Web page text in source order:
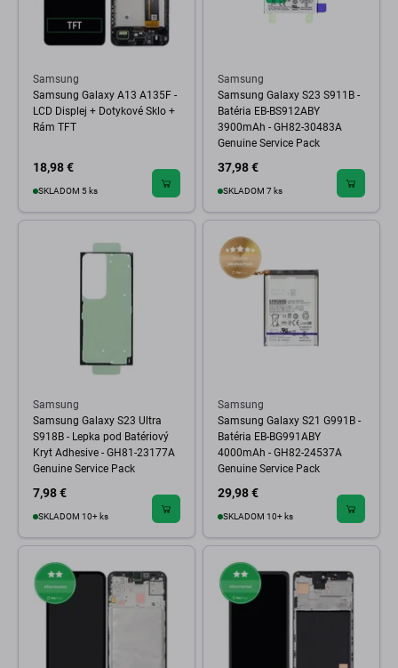
Samsung
Samsung Galaxy A13 A135F -
LCD Displej + Dotykové Sklo +
Rám TFT
18,98 €
SKLADOM 5 ks
Samsung
Samsung Galaxy S23 S911B -
Batéria EB-BS912ABY
3900mAh - GH82-30483A
Genuine Service Pack
37,98 €
SKLADOM 7 ks
Samsung
Samsung Galaxy S23 Ultra
S918B - Lepka pod Batériový
Kryt Adhesive - GH81-23177A
Genuine Service Pack
7,98 €
SKLADOM 10+ ks
Samsung
Samsung Galaxy S21 G991B -
Batéria EB-BG991ABY
4000mAh - GH82-24537A
Genuine Service Pack
29,98 €
SKLADOM 10+ ks